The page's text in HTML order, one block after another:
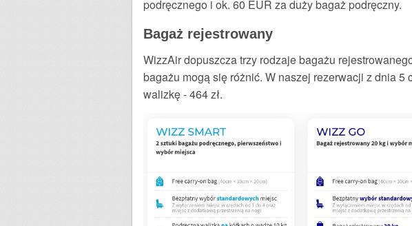
podręcznego i ok. 60 EUR za duży bagaż podręczny.
Bagaż rejestrowany
WizzAir dopuszcza trzy rodzaje bagażu
bagażu mogą się różnić. W naszej rezerwacji z dnia 5
walizkę - 464 zł.